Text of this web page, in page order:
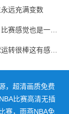
远充满变数
媒体人：杨瀚森再战勇士能更好地跟上节奏 比赛感觉也是一种天赋
黄蜂主帅：先发在防守端奠定了好基调 传球运转很棒这有感染力
，超清画质免费
比赛高清无插
赛，雨燕NBA免